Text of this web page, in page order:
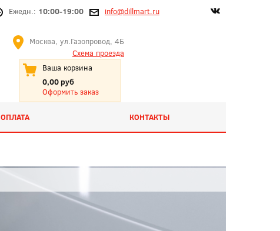
Ежедн.: 10:00-19:00 info@dillmart.ru
Москва, ул.Газопровод, 4Б
Схема проезда
Ваша корзина
0,00 руб
Оформить заказ
ОПЛАТА КОНТАКТЫ